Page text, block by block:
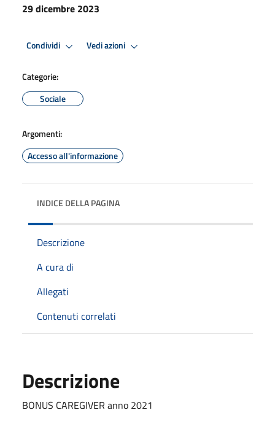
29 dicembre 2023
Condividi Vedi azioni
Categorie:
Sociale
Argomenti:
Accesso all'informazione
INDICE DELLA PAGINA
Descrizione
A cura di
Allegati
Contenuti correlati
Descrizione
BONUS CAREGIVER anno 2021